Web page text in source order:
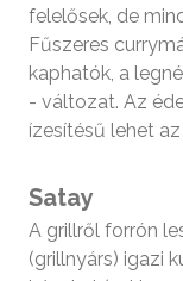
felelősek, de
Fűszeres
kaphatók, a
- változat. Az
ízesítésű lehet
Satay
A grillről forrón
(grillnyárs) igazi